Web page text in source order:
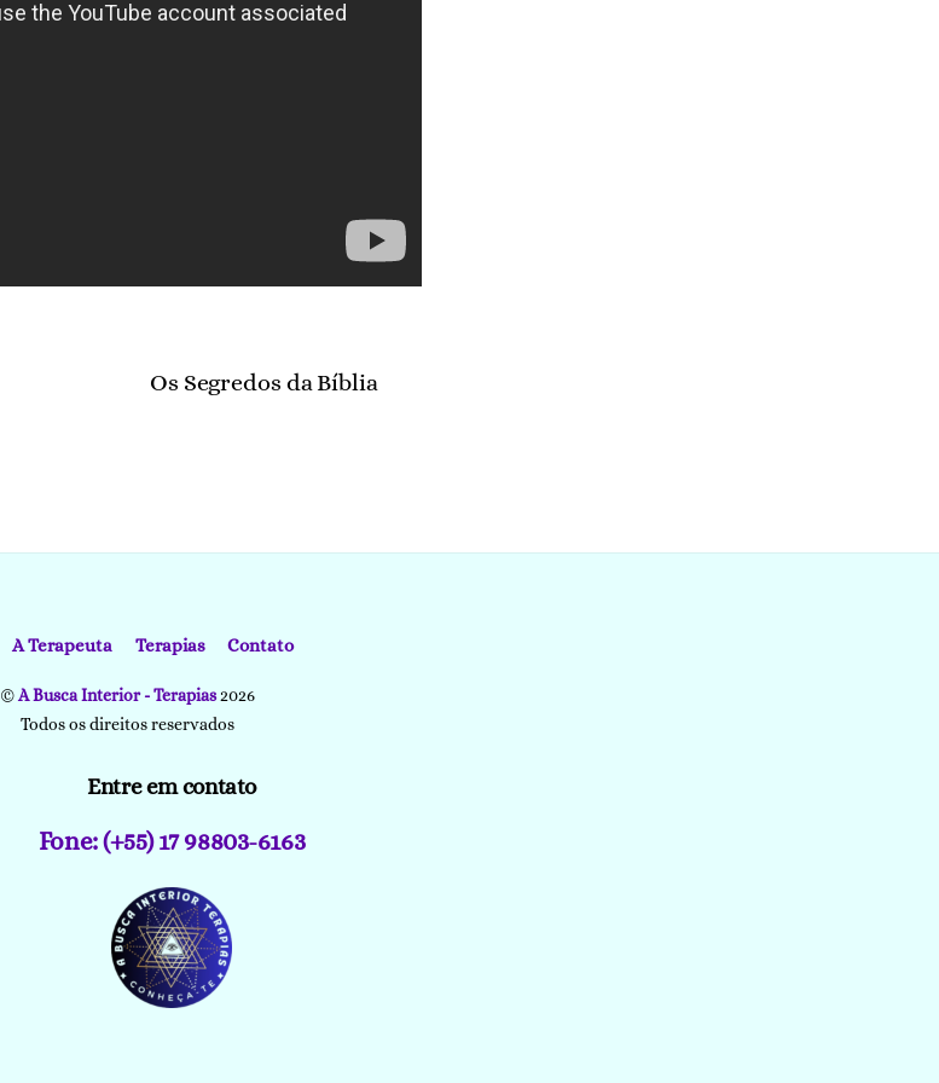
Os Segredos da Bíblia
A Terapeuta Terapias Contato
©A Busca Interior - Terapias2026
Todos os direitos reservados
Entre em contato
Fone: (+55) 17 98803-6163